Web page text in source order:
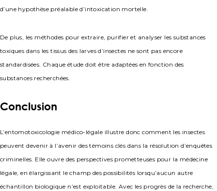
d’une hypothèse préalable d’intoxication mortelle.
De plus, les méthodes pour extraire, purifier et analyser les substances
toxiques dans les tissus des larves d’insectes ne sont pas encore
standardisées. Chaque étude doit être adaptées en fonction des
substances recherchées.
Conclusion
L’entomotoxicologie médico-légale illustre donc comment les insectes
peuvent devenir à l’avenir des témoins clés dans la résolution d’enquêtes
criminelles. Elle ouvre des perspectives prometteuses pour la médecine
légale, en élargissant le champ des possibilités lorsqu’aucun autre
échantillon biologique n’est exploitable. Avec les progrès de la recherche,